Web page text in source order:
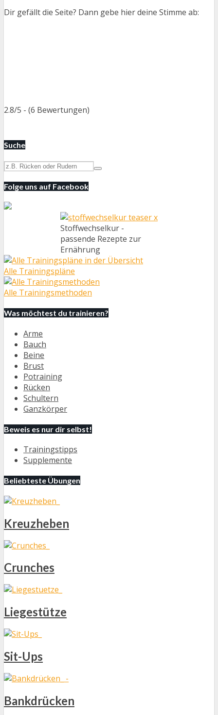
Dir gefällt die Seite? Dann gebe hier deine Stimme ab:
2.8/5 - (6 Bewertungen)
Suche
Folge uns auf Facebook
Stoffwechselkur -
passende Rezepte zur
Ernährung
Alle Trainingspläne
Alle Trainingsmethoden
Was möchtest du trainieren?
Arme
Bauch
Beine
Brust
Potraining
Rücken
Schultern
Ganzkörper
Beweis es nur dir selbst!
Trainingstipps
Supplemente
Beliebteste Übungen
Kreuzheben
Crunches
Liegestütze
Sit-Ups
Bankdrücken